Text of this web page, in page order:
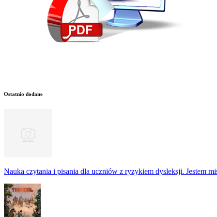
Ostatnio dodane
Nauka czytania i pisania dla uczniów z ryzykiem dysleksji. Jestem